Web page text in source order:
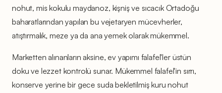
nohut, mis kokulu maydanoz, kişniş ve sıcacık Ortadoğu
baharatlarından yapılan bu vejetaryen mücevherler,
atıştırmalık, meze ya da ana yemek olarak mükemmel.
Marketten alınanların aksine, ev yapımı falafel'ler üstün
doku ve lezzet kontrolü sunar. Mükemmel falafel'in sırrı,
konserve yerine bir gece suda bekletilmiş kuru nohut